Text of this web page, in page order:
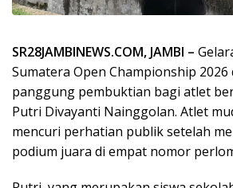
SR28JAMBINEWS.COM, JAMBI –
Sumatera Open Championship 2026
panggung pembuktian bagi atlet
Putri Divayanti Nainggolan. Atlet
mencuri perhatian publik setelah
podium juara di empat nomor